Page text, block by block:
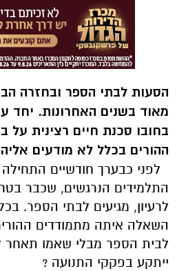
הסעות לבתי הספר ובחזרה
מאוד בשנים האחרונות. יחד
בחובו סכנת חיים רצינית על
ההורים בכלל לא מודעים אליה
לפני כבערך חודשיים
התלמידים הנרגשים, שכבר
לרעיון, מגיעים לבתי הספר.
השאלה איתה מתמודדים
לבית הספר מבלי שאמו תאחר
ייתקע בפקקי התנועה ?